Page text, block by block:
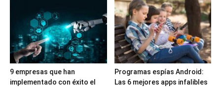
9 empresas que han
implementado con éxito el
Programas espías Android:
Las 6 mejores apps infalibles